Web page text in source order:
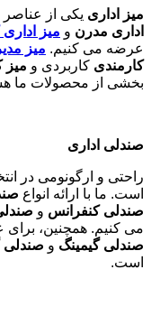
میز اداری یکی از
اداری مدرن و میز
عرضه می کنیم. میز
کارمندی کاربردی و میز
بخشی از محصولات ما
صندلی اداری
راحتی و ارگونومی در
است. ما با ارائه انواع
صندلی کنفرانس و
می کنیم. همچنین، برای
صندلی گیمینگ و صندلی
است.